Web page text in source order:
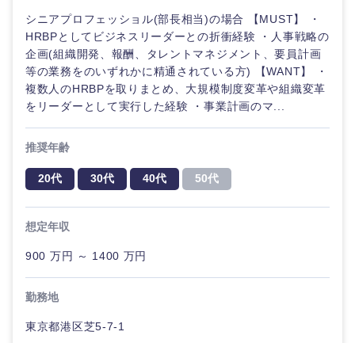
シニアプロフェッショル(部長相当)の場合 【MUST】 ・
HRBPとしてビジネスリーダーとの折衝経験 ・人事戦略の
企画(組織開発、報酬、タレントマネジメント、要員計画
等の業務をのいずれかに精通されている方) 【WANT】 ・
複数人のHRBPを取りまとめ、大規模制度変革や組織変革
をリーダーとして実行した経験 ・事業計画のマ...
推奨年齢
20代 30代 40代 50代
想定年収
900 万円 ～ 1400 万円
勤務地
東京都港区芝5-7-1